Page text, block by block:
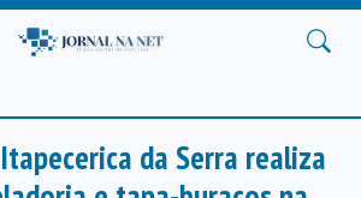
da Serra realiza